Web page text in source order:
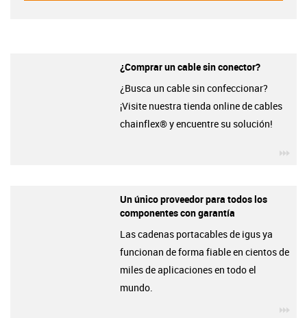
¿Comprar un cable sin conector?
¿Busca un cable sin confeccionar?
¡Visite nuestra tienda online de cables
chainflex® y encuentre su solución!
Un único proveedor para todos los
componentes con garantía
Las cadenas portacables de igus ya
funcionan de forma fiable en cientos de
miles de aplicaciones en todo el
mundo.